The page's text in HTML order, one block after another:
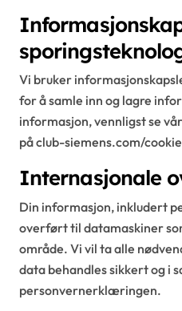
Vi bruker
for å samle inn og lagre
informasjon, vennligst se
på club-siemens.com/
Internasjonale
Din informasjon, inkludert
overført til datamaskiner
område. Vi vil ta alle
data behandles sikkert og i
personvernerklæringen.